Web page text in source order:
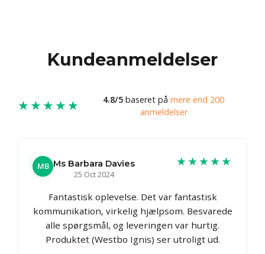
Kundeanmeldelser
★★★★★ 4.8/5 baseret på mere end 200
anmeldelser
MB Ms Barbara Davies
25 Oct 2024
★★★★★
Fantastisk oplevelse. Det var fantastisk
kommunikation, virkelig hjælpsom. Besvarede
alle spørgsmål, og leveringen var hurtig.
Produktet (Westbo Ignis) ser utroligt ud.